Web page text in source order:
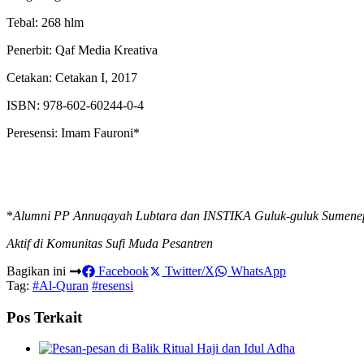
Tebal: 268 hlm
Penerbit: Qaf Media Kreativa
Cetakan: Cetakan I, 2017
ISBN: 978-602-60244-0-4
Peresensi: Imam Fauroni*
*Alumni PP Annuqayah Lubtara dan INSTIKA Guluk-guluk
Aktif di Komunitas Sufi Muda Pesantren
Bagikan ini
Facebook Twitter/X
WhatsApp
Tag: #Al-Quran #resensi
Pos Terkait